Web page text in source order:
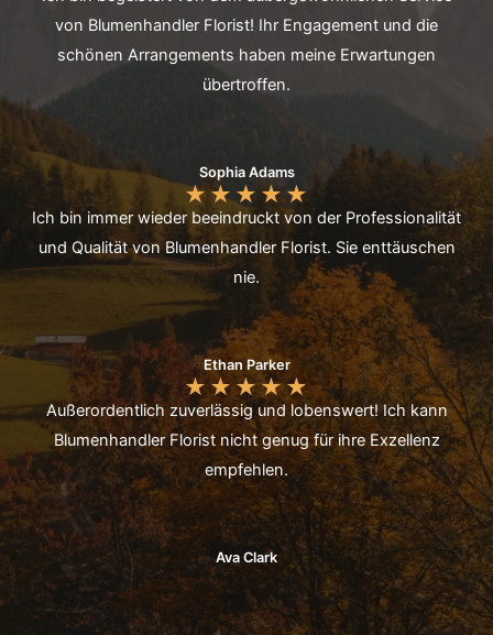
von Blumenhandler Florist! Ihr Engagement und die
schönen Arrangements haben meine Erwartungen
übertroffen.
Sophia Adams
★ ★★ ★ ★
Ich bin immer wieder beeindruckt von der Professionalität
und Qualität von Blumenhandler Florist. Sie enttäuschen
nie.
Ethan Parker
★★★★★
Außerordentlich zuverlässig und lobenswert! Ich kann
Blumenhandler Florist nicht genug für ihre Exzellenz
empfehlen.
Ava Clark